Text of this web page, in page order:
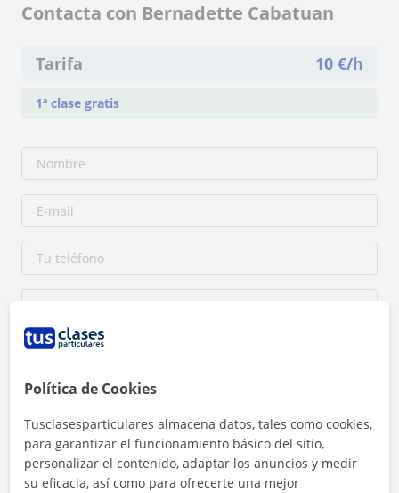
Contacta con Bernadette Cabatuan
Tarifa 10 €/h
1ª clase gratis
Contactar ahora
Política de Cookies
Tusclasesparticulares almacena datos, tales como cookies,
para garantizar el funcionamiento básico del sitio,
personalizar el contenido, adaptar los anuncios y medir
su eficacia, así como para ofrecerte una mejor